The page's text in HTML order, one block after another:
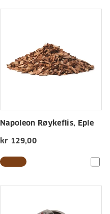
Napoleon Røykeflis, Eple
kr 129,00